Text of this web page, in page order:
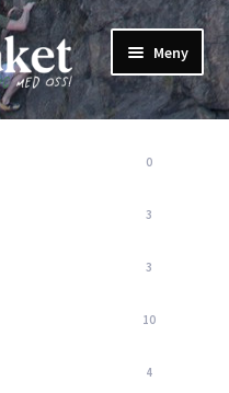
Meny
0
3
3
10
4